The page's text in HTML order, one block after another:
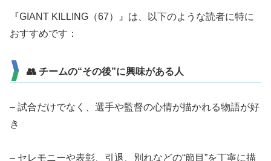
『GIANT KILLING（67）』は、以下のような読者に特に
おすすめです：
👥 チームの“その後”に興味がある人
– 試合だけでなく、選手や監督の心情が描かれる物語が好
き
– セレモニーや表彰、引退、別れなどの“節目”を丁寧に描